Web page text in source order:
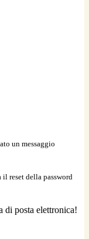
un messaggio
reset della password
di posta elettronica!